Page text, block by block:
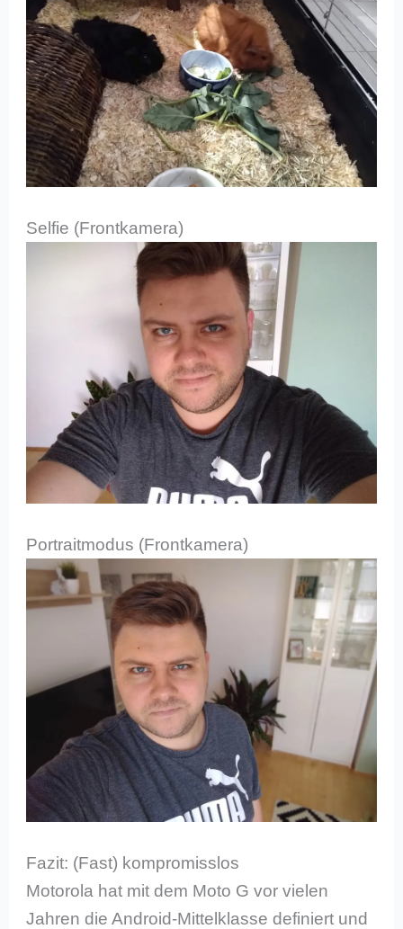
Selfie (Frontkamera)
Portraitmodus (Frontkamera)
Fazit: (Fast) kompromisslos
Motorola hat mit dem Moto G vor vielen
Jahren die Android-Mittelklasse definiert und